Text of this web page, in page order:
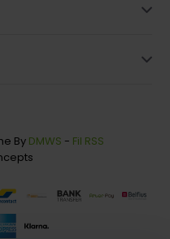
By DMWS - Fil RSS